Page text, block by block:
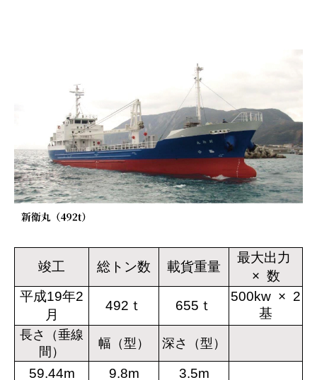
竣工 総トン数 載貨重量
最大出力
× 数
平成19年2
月
492ｔ 655ｔ
500kw × 2
基
長さ（垂線
間）
幅 （型） 深さ（型）
59.44m 9.8m 3.5m